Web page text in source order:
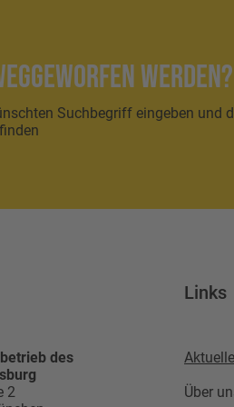
werden?
Suchbegriff eingeben und
des
2
Links
Über